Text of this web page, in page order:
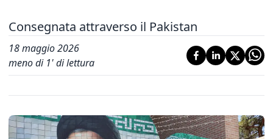
Consegnata attraverso il Pakistan
18 maggio 2026
meno di 1' di lettura